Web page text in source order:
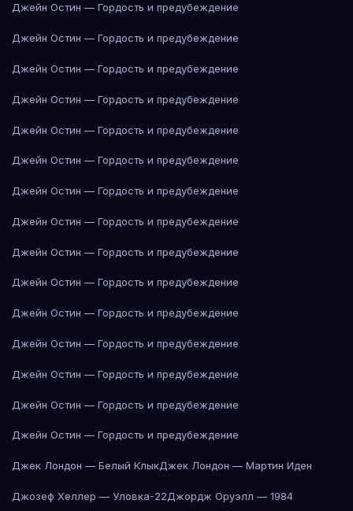
Джейн Остин — Гордость и предубеждение
Джейн Остин — Гордость и предубеждение
Джейн Остин — Гордость и предубеждение
Джейн Остин — Гордость и предубеждение
Джейн Остин — Гордость и предубеждение
Джейн Остин — Гордость и предубеждение
Джейн Остин — Гордость и предубеждение
Джейн Остин — Гордость и предубеждение
Джейн Остин — Гордость и предубеждение
Джейн Остин — Гордость и предубеждение
Джейн Остин — Гордость и предубеждение
Джейн Остин — Гордость и предубеждение
Джейн Остин — Гордость и предубеждение
Джейн Остин — Гордость и предубеждение
Джейн Остин — Гордость и предубеждение
Джек Лондон — Белый КлыкДжек Лондон — Мартин Иден
Джозеф Хеллер — Уловка-22Джордж Оруэлл — 1984